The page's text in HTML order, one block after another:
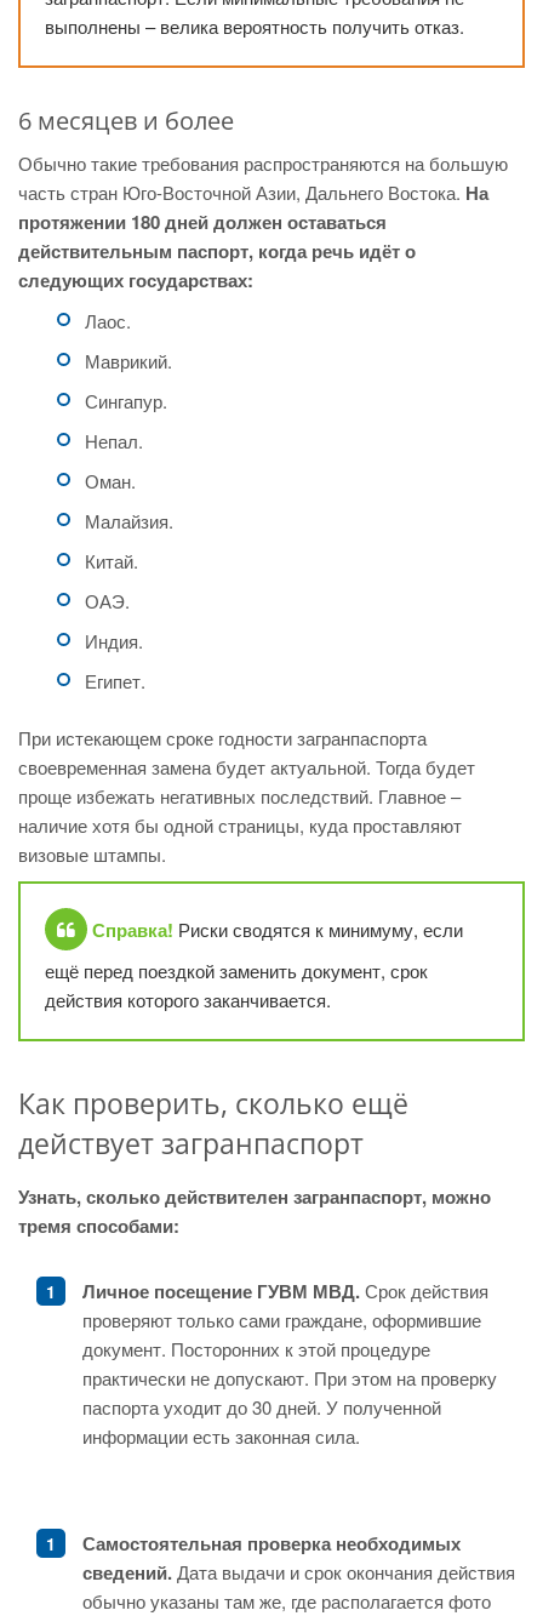
выполнены – велика вероятность получить отказ.
6 месяцев и более
Обычно такие требования распространяются на большую
часть стран Юго-Восточной Азии, Дальнего Востока. На
протяжении 180 дней должен оставаться
действительным паспорт, когда речь идёт о
следующих государствах:
Лаос.
Маврикий.
Сингапур.
Непал.
Оман.
Малайзия.
Китай.
ОАЭ.
Индия.
Египет.
При истекающем сроке годности загранпаспорта
своевременная замена будет актуальной. Тогда будет
проще избежать негативных последствий. Главное –
наличие хотя бы одной страницы, куда проставляют
визовые штампы.
Справка! Риски сводятся к минимуму, если
ещё перед поездкой заменить документ, срок
действия которого заканчивается.
Как проверить, сколько ещё
действует загранпаспорт
Узнать, сколько действителен загранпаспорт, можно
тремя способами:
Личное посещение ГУВМ МВД.Срок действия
проверяют только сами граждане, оформившие
документ. Посторонних к этой процедуре
практически не допускают. При этом на проверку
паспорта уходит до 30 дней. У полученной
информации есть законная сила.
Самостоятельная проверка необходимых
сведений.Дата выдачи и срок окончания действия
обычно указаны там же, где располагается фото